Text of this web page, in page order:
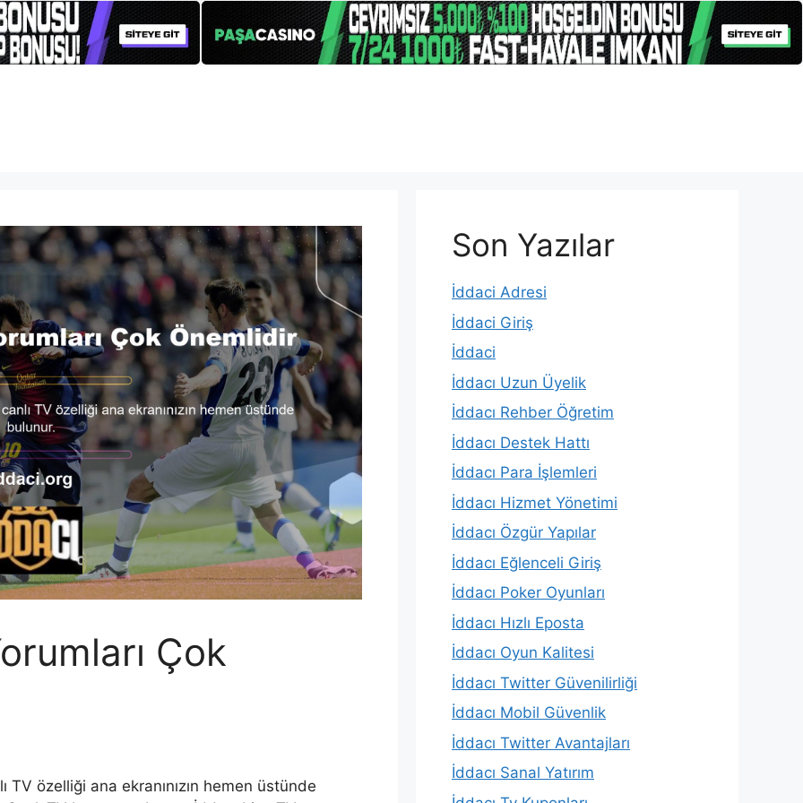
Çok
TV özelliği ana ekranınızın hemen üstünde
Son Yazılar
İddaci Adresi
İddaci Giriş
İddaci
İddacı Uzun Üyelik
İddacı Rehber Öğretim
İddacı Destek Hattı
İddacı Para İşlemleri
İddacı Hizmet Yönetimi
İddacı Özgür Yapılar
İddacı Eğlenceli Giriş
İddacı Poker Oyunları
İddacı Hızlı Eposta
İddacı Oyun Kalitesi
İddacı Twitter Güvenilirliği
İddacı Mobil Güvenlik
İddacı Twitter Avantajları
İddacı Sanal Yatırım